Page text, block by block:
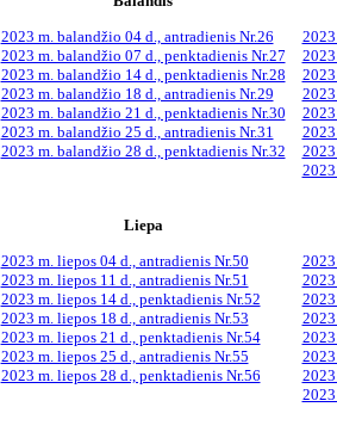
2023 m. balandžio 04 d., antradienis Nr.26
2023 m. balandžio 07 d., penktadienis Nr.27
2023 m. balandžio 14 d., penktadienis Nr.28
2023 m. balandžio 18 d., antradienis Nr.29
2023 m. balandžio 21 d., penktadienis Nr.30
2023 m. balandžio 25 d., antradienis Nr.31
2023 m. balandžio 28 d., penktadienis Nr.32
Liepa
2023 m. liepos 04 d., antradienis Nr.50
2023 m. liepos 11 d., antradienis Nr.51
2023 m. liepos 14 d., penktadienis Nr.52
2023 m. liepos 18 d., antradienis Nr.53
2023 m. liepos 21 d., penktadienis Nr.54
2023 m. liepos 25 d., antradienis Nr.55
2023 m. liepos 28 d., penktadienis Nr.56